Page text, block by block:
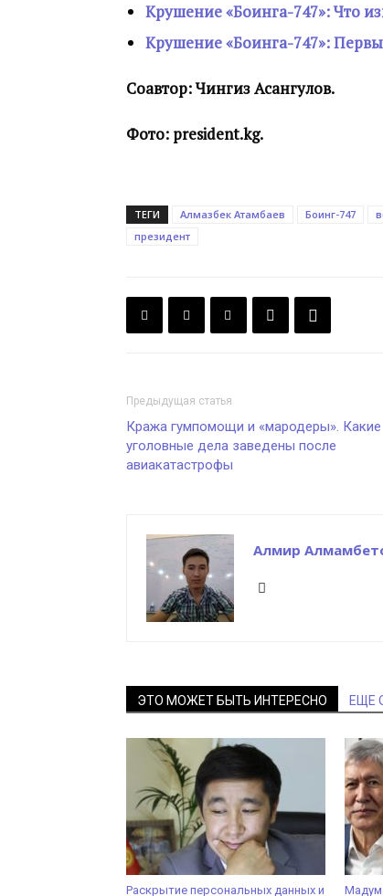
Крушение «Боинга-747»: Что
Крушение «Боинга-747»:
Соавтор: Чингиз Асангулов.
Фото: president.kg.
ТЕГИ Алмазбек Атамбаев Боинг-747
президент
Предыдущая статья
Кража гумпомощи и «мародеры». Какие
уголовные дела заведены после
авиакатастрофы
Алмир
ЭТО МОЖЕТ БЫТЬ ИНТЕРЕСНО ЕЩЕ
Раскрытие персональных данных и